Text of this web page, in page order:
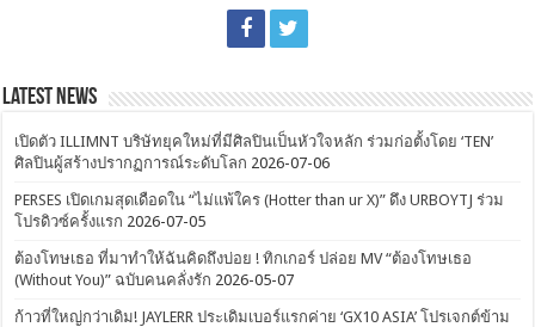
Latest News
เปิดตัว ILLIMNT บริษัทยุคใหม่ที่มีศิลปินเป็นหัวใจหลัก ร่วมก่อตั้งโดย ‘TEN’
ศิลปินผู้สร้างปรากฏการณ์ระดับโลก 2026-07-06
PERSES เปิดเกมสุดเดือดใน “ไม่แพ้ใคร (Hotter than ur X)” ดึง URBOYTJ ร่วม
โปรดิวซ์ครั้งแรก 2026-07-05
ต้องโทษเธอ ที่มาทำให้ฉันคิดถึงบ่อย ! ทิกเกอร์ ปล่อย MV “ต้องโทษเธอ
(Without You)” ฉบับคนคลั่งรัก 2026-05-07
ก้าวที่ใหญ่กว่าเดิม! JAYLERR ประเดิมเบอร์แรกค่าย ‘GX10 ASIA’ โปรเจกต์ข้าม